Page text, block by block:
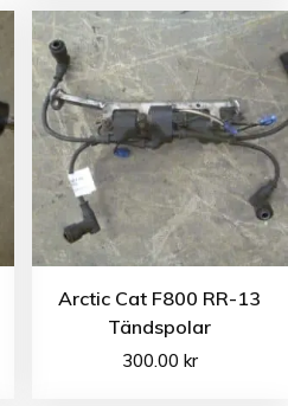
Arctic Cat F800 RR-13
Tändspolar
300.00 kr